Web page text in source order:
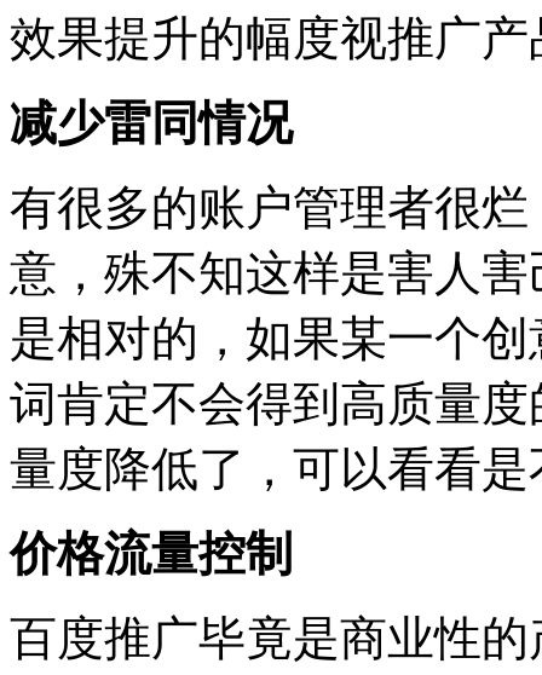
效果提升的幅度视推广
减少雷同情况
有很多的账户管理者很
意，殊不知这样是害人
是相对的，如果某一个
词肯定不会得到高质量
量度降低了，可以看看
价格流量控制
百度推广毕竟是商业性